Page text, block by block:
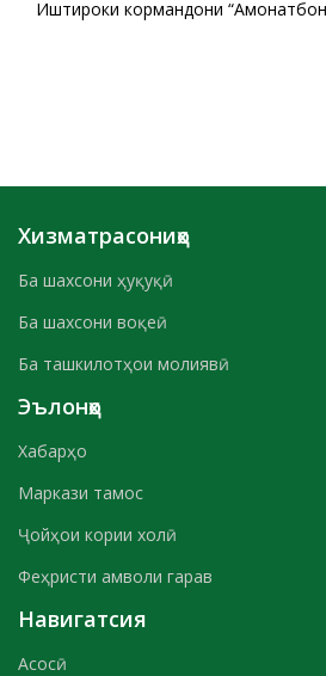
Иштироки кормандони
Хизматрасониҳо
Ба шахсони ҳуқуқӣ
Ба шахсони воқеӣ
Ба ташкилотҳои молиявӣ
Эълонҳо
Хабарҳо
Маркази тамос
Ҷойҳои кории холӣ
Феҳристи амволи гарав
Навигатсия
Асосӣ